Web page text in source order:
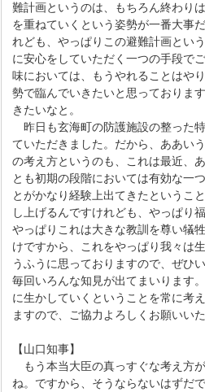
難計画というのは、もちろん終わり
を重ねていくという姿勢が一番大事
れども、やっぱりこの避難計画とい
に安心をしていただく一つの手段で
味においては、もうやれることはや
勢で臨んでいきたいと思っておりま
きたいなと。
昨日も玄海町の防護施設の整った
ていただきました。だから、ああい
の考え方というのも、これは最近、
とも初期の段階においては有効な一
とがかなり経験上出てきたというこ
し上げるんですけれども、やっぱり
やっぱりこれは大きな教訓を尊い犠
けですから、これをやっぱり我々は
うふうに思っておりますので、ぜひ
毎回いろんな知見が出てまいります
に生かしていくということを常に考
ますので、ご協力よろしくお願いいた
【山口知事】
もう本当大臣の真っすぐな考え方
ね。ですから、そうならないはずだ